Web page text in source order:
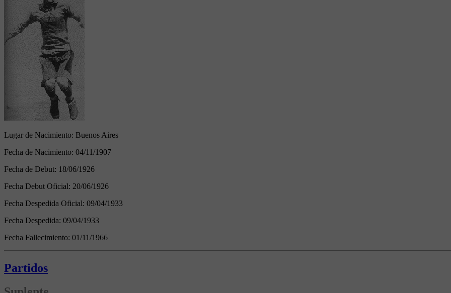
Lugar de Nacimiento: Buenos Aires
Fecha de Nacimiento: 04/11/1907
Fecha de Debut: 18/06/1926
Fecha Debut Oficial: 20/06/1926
Fecha Despedida Oficial: 09/04/1933
Fecha Despedida: 09/04/1933
Fecha Fallecimiento: 01/11/1966
Partidos